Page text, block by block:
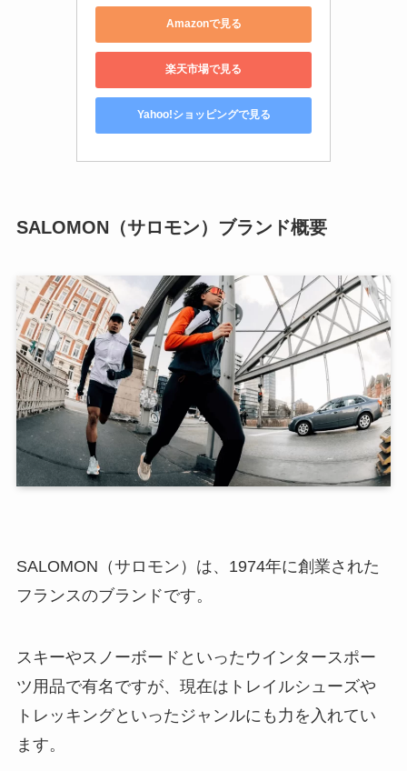
Amazonで見る
楽天市場で見る
Yahoo!ショッピングで見る
SALOMON（サロモン）ブランド概要
SALOMON（サロモン）は、1974年に創業された
フランスのブランドです。
スキーやスノーボードといったウインタースポー
ツ用品で有名ですが、現在はトレイルシューズや
トレッキングといったジャンルにも力を入れてい
ます。